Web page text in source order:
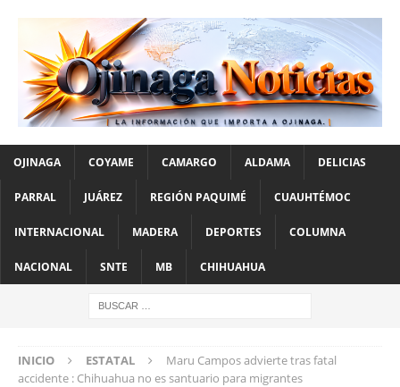
OJINAGA COYAME CAMARGO ALDAMA DELICIAS
PARRAL JUÁREZ REGIÓN PAQUIMÉ CUAUHTÉMOC
INTERNACIONAL MADERA DEPORTES COLUMNA
NACIONAL SNTE MB CHIHUAHUA
INICIO ESTATAL
Maru Campos advierte tras fatal
accidente : Chihuahua no es santuario para migrantes